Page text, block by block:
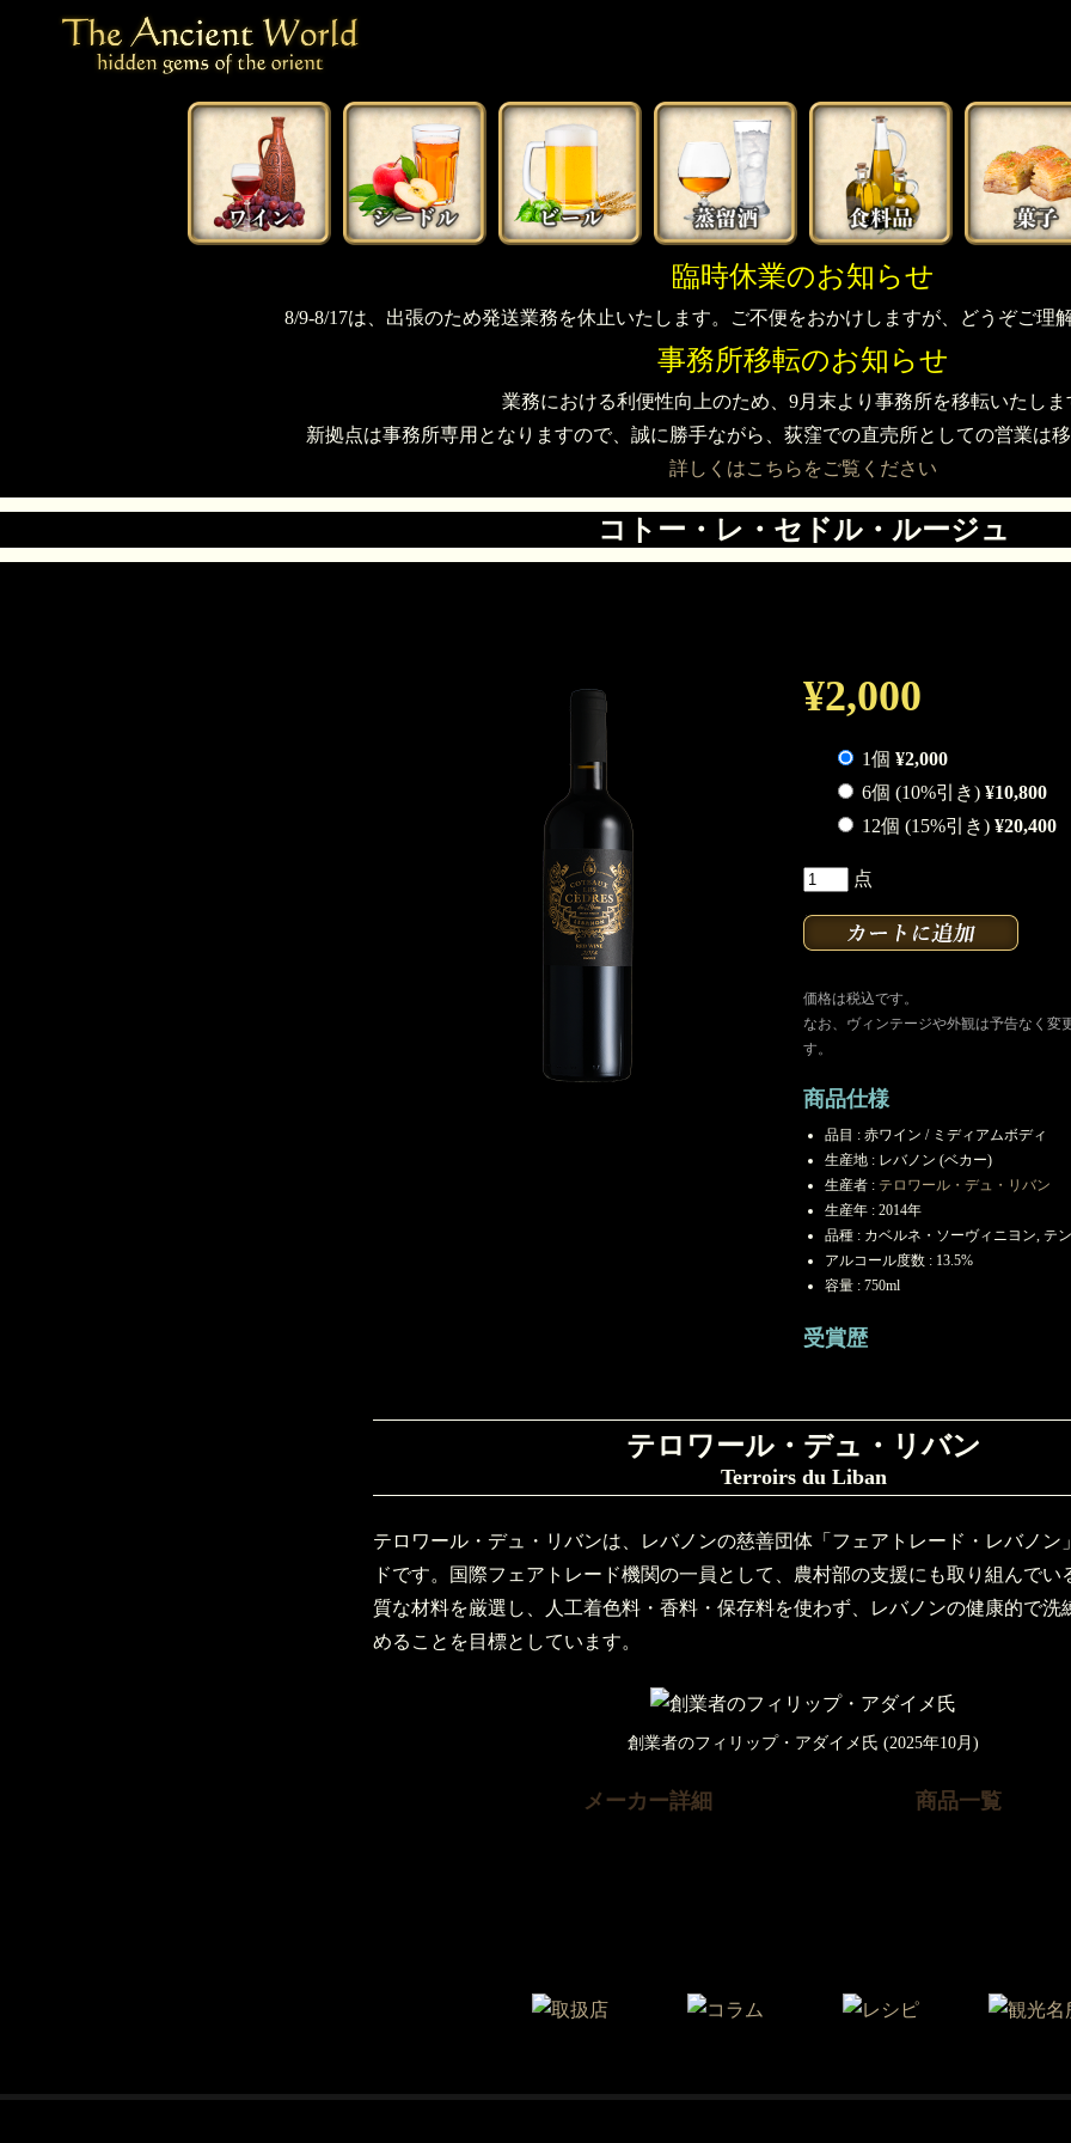
臨時休業のお知らせ
8/9-8/17は、出張のため発送業務を休止いたします。ご不便をおかけしますが、どうぞご理
事務所移転のお知らせ
業務における利便性向上のため、9月末より事務所を移転いたしま
新拠点は事務所専用となりますので、誠に勝手ながら、荻窪での直売所としての営業は
詳しくはこちらをご覧ください
コトー・レ・セドル・ルージュ
¥2,000
1個 ¥2,000
6個 (10%引き) ¥10,800
12個 (15%引き) ¥20,400
点
価格は税込です。
なお、ヴィンテージや外観は予告なく変
す。
商品仕様
品目 : 赤ワイン / ミディアムボディ
生産地 : レバノン (ベカー)
生産者 : テロワール・デュ・リバン
生産年 : 2014年
品種 : カベルネ・ソーヴィニヨン, テ
アルコール度数 : 13.5%
容量 : 750ml
受賞歴
テロワール・デュ・リバン
Terroirs du Liban
テロワール・デュ・リバンは、レバノンの慈善団体「フェアトレード・レバノン
ドです。国際フェアトレード機関の一員として、農村部の支援にも取り組んでい
質な材料を厳選し、人工着色料・香料・保存料を使わず、レバノンの健康的で洗
めることを目標としています。
創業者のフィリップ・アダイメ氏 (2025年10月)
メーカー詳細 商品一覧